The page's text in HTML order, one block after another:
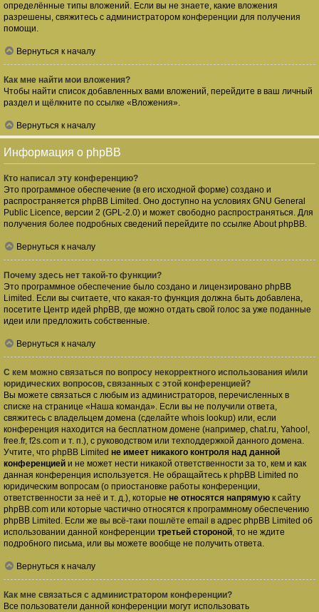
определённые типы вложений. Если вы не знаете, какие вложения
разрешены, свяжитесь с администратором конференции для получения
помощи.
Вернуться к началу
Как мне найти мои вложения?
Чтобы найти список добавленных вами вложений, перейдите в ваш личный
раздел и щёлкните по ссылке «Вложения».
Вернуться к началу
Информация о phpBB
Кто написал эту конференцию?
Это программное обеспечение (в его исходной форме) создано и
распространяется phpBB Limited . Оно доступно на условиях GNU General
Public Licence, версии 2 (GPL-2.0) и может свободно распространяться. Для
получения более подробных сведений перейдите по ссылке About phpBB.
Вернуться к началу
Почему здесь нет такой-то функции?
Это программное обеспечение было создано и лицензировано phpBB
Limited. Если вы считаете, что какая-то функция должна быть добавлена,
посетите Центр идей phpBB, где можно отдать свой голос за уже поданные
идеи или предложить собственные.
Вернуться к началу
С кем можно связаться по вопросу некорректного использования и/или
юридических вопросов, связанных с этой конференцией?
Вы можете связаться с любым из администраторов, перечисленных в
списке на странице «Наша команда». Если вы не получили ответа,
свяжитесь с владельцем домена (сделайте whois lookup) или, если
конференция находится на бесплатном домене (например, chat.ru, Yahoo!,
free.fr, f2s.com и т. п.), с руководством или техподдержкой данного домена.
Учтите, что phpBB Limited не имеет никакого контроля над данной
конференцией и не может нести никакой ответственности за то, кем и как
данная конференция используется. Не обращайтесь к phpBB Limited по
юридическим вопросам (о приостановке работы конференции,
ответственности за неё и т. д.), которые не относятся напрямую к сайту
phpBB.com или которые частично относятся к программному обеспечению
phpBB Limited. Если же вы всё-таки пошлёте email в адрес phpBB Limited об
использовании данной конференции третьей стороной, то не ждите
подробного письма, или вы можете вообще не получить ответа.
Вернуться к началу
Как мне связаться с администратором конференции?
Все пользователи данной конференции могут использовать